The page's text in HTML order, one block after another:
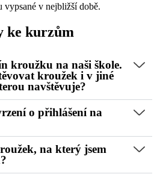
vypsané v nejbližší době.
ke kurzům
kroužku na naši škole.
kroužek i v jiné
navštěvuje?
o přihlášení na
na který jsem